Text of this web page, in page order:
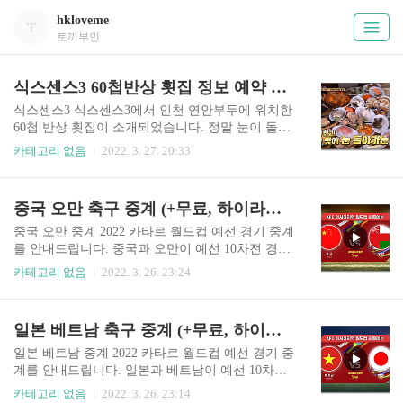
hkloveme
토끼부인
식스센스3 60첩반상 횟집 정보 예약 방법
식스센스3 식스센스3에서 인천 연안부두에 위치한
60첩 반상 횟집이 소개되었습니다. 정말 눈이 돌아
가는 식당인데요. 자세한 정보 아래에서 확인 바랍
길 27-2 영업시간 : 10시 ~ 24시 메뉴 : 제철활어회
60첩 랍스타 180,000원 60첩 활어회 160,000원 우럭
도미 140,000원 등등
카테고리 없음 2022. 3. 27. 20:33
중국 오만 축구 중계 (+무료, 하이라이트) 카타르 월드컵 최종예선
중국 오만 중계 2022 카타르 월드컵 예선 경기 중계
를 안내드립니다. 중국과 오만이 예선 10차전 경기
를 갖습니다. 해당 경기 중계 시청은 아래에서 확인
아래 사이트를 통해 무료 실시간 시청 바랍니다. ht
tps://bit.ly/tvN_onair tvN 온에어 OCN 실시간 무료
시청 TVING 티비엔 tvN OCN 온에어 티비엔 온에
어를 찾고 계신가요? tvN 채널에서는 다양한 드라
카테고리 없음 2022. 3. 26. 23:24
일본 베트남 축구 중계 (+무료, 하이라이트) 카타르 월드컵 최종예선
일본 베트남 중계 2022 카타르 월드컵 예선 경기 중
계를 안내드립니다. 일본과 베트남이 예선 10차전
경기를 갖습니다. 해당 경기 중계 시청은 아래에서
카테고리 없음 2022. 3. 26. 23:14